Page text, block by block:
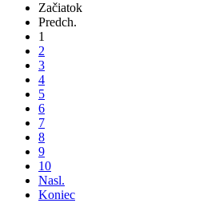
Začiatok
Predch.
1
2
3
4
5
6
7
8
9
10
Nasl.
Koniec